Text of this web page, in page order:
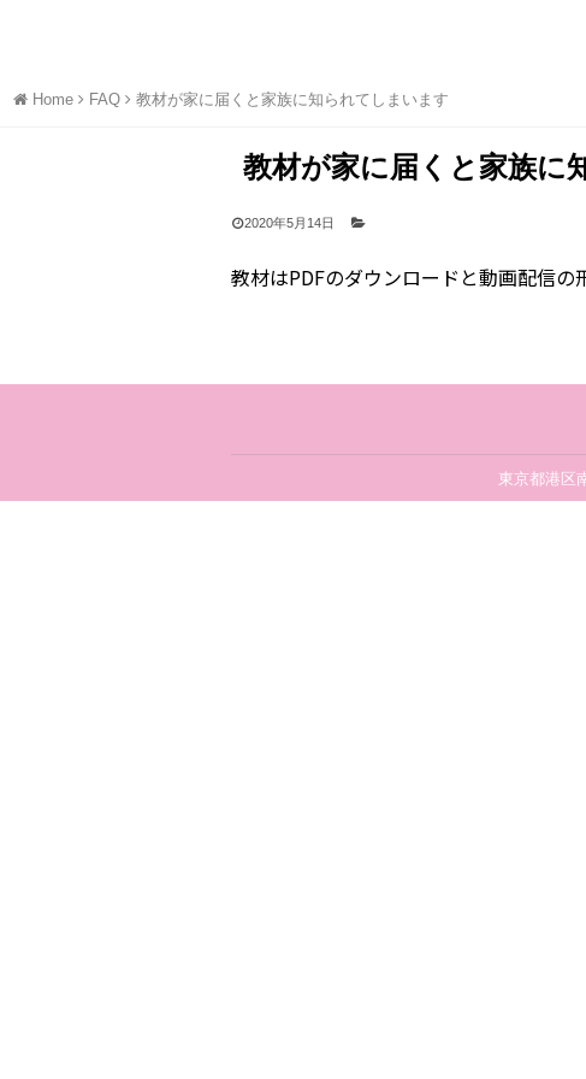
Home FAQ 教材が家に届くと家族に知られてしまいます
教材が家に届くと家族に
2020年5月14日
教材はPDFのダウンロードと動画配信
東京都港